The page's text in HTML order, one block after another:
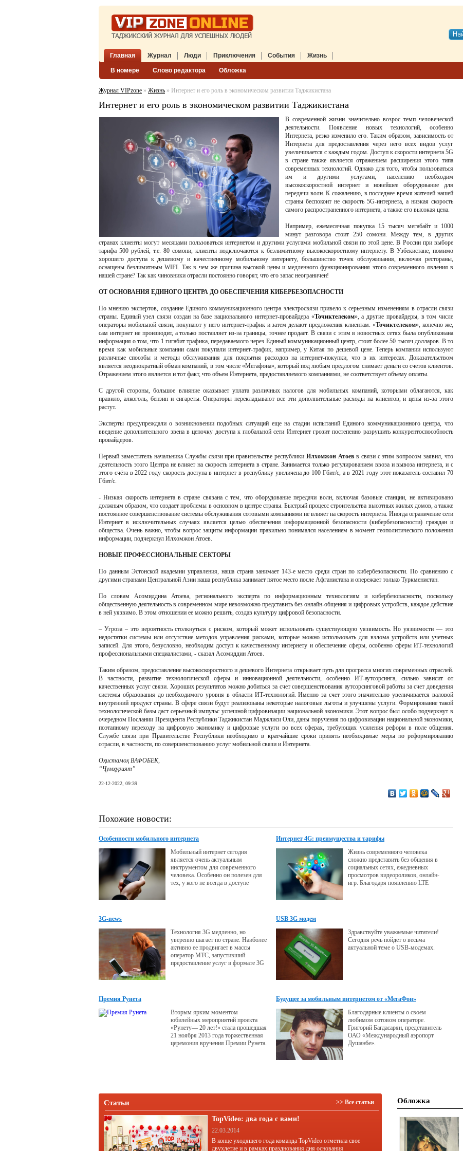
Главная Журнал
В номере Слово редактора Обложка
Люди Приключения События Жизнь
Журнал VIPzone » Жизнь » Интернет и его роль в экономическом развитии Таджикистана
Интернет и его роль в экономическом развитии Таджикистана
В современной жизни значительно возрос темп человеческой
деятельности. Появление новых технологий, особенно
Интернета, резко изменило его. Таким образом, зависимость от
Интернета для предоставления через него всех видов услуг
увеличивается с каждым годом. Доступ к скорости интернета 5G
в стране также является отражением расширения этого типа
современных технологий. Однако для того, чтобы пользоваться
им и другими услугами, населению необходим
высокоскоростной интернет и новейшее оборудование для
передачи волн. К сожалению, в последнее время жителей нашей
страны беспокоит не скорость 5G-интернета, а низкая скорость
самого распространенного интернета, а также его высокая цена.
Например, ежемесячная покупка 15 тысяч мегабайт и 1000
минут разговора стоит 250 сомони. Между тем, в других
странах клиенты могут месяцами пользоваться интернетом и другими услугами мобильной связи по этой цене. В России при выборе
тарифа 500 рублей, т.е. 80 сомони, клиенты подключаются к безлимитному высокоскоростному интернету. В Узбекистане, помимо
хорошего доступа к дешевому и качественному мобильному интернету, большинство точек обслуживания, включая рестораны,
оснащены безлимитным WIFI. Так в чем же причина высокой цены и медленного функционирования этого современного явления в
нашей стране? Так как чиновники отрасли постоянно говорят, что его запас неограничен!
ОТ ОСНОВАНИЯ ЕДИНОГО ЦЕНТРА ДО ОБЕСПЕЧЕНИЯ КИБЕРБЕЗОПАСНОСТИ
По мнению экспертов, создание Единого коммуникационного центра электросвязи привело к серьезным изменениям в отрасли связи
страны. Единый узел связи создан на базе национального интернет-провайдера «Точиктелеком», а другие провайдеры, в том числе
операторы мобильной связи, покупают у него интернет-трафик и затем делают предложения клиентам. «Точиктелеком», конечно же,
сам интернет не производит, а только поставляет из-за границы, точнее продает. В связи с этим в новостных сетях была опубликована
информация о том, что 1 гигабит трафика, передаваемого через Единый коммуникационный центр, стоит более 50 тысяч долларов. В то
время как мобильные компании сами покупали интернет-трафик, например, у Китая по дешевой цене. Теперь компании используют
различные способы и методы обслуживания для покрытия расходов на интернет-покупки, что в их интересах. Доказательством
является неоднократный обман компаний, в том числе «Мегафона», который под любым предлогом снимает деньги со счетов клиентов.
Отражением этого является и тот факт, что объем Интернета, предоставляемого компаниями, не соответствует объему оплаты.
С другой стороны, большое влияние оказывает уплата различных налогов для мобильных компаний, которыми облагаются, как
правило, алкоголь, бензин и сигареты. Операторы перекладывают все эти дополнительные расходы на клиентов, и цены из-за этого
растут.
Эксперты предупреждали о возникновении подобных ситуаций еще на стадии испытаний Единого коммуникационного центра, что
введение дополнительного звена в цепочку доступа к глобальной сети Интернет грозит постепенно разрушить конкурентоспособность
провайдеров.
Первый заместитель начальника Службы связи при правительстве республики Илхомжон Атоевв связи с этим вопросом заявил, что
деятельность этого Центра не влияет на скорость интернета в стране. Занимается только регулированием ввоза и вывоза интернета, и с
этого счёта в 2022 году скорость доступа в интернет в республику увеличена до 100 Гбит/с, а в 2021 году этот показатель составил 70
Гбит/с.
- Низкая скорость интернета в стране связана с тем, что оборудование передачи волн, включая базовые станции, не активировано
должным образом, что создает проблемы в основном в центре страны. Быстрый процесс строительства высотных жилых домов, а также
постоянное совершенствование системы обслуживания сотовыми компаниями не влияет на скорость интернета. Иногда ограничение сети
Интернет в исключительных случаях является целью обеспечения информационной безопасности (кибербезопасности) граждан и
общества. Очень важно, чтобы вопрос защиты информации правильно понимался населением в момент геополитического положения
информации, подчеркнул Илхомжон Атоев.
НОВЫЕ ПРОФЕССИОНАЛЬНЫЕ СЕКТОРЫ
По данным Эстонской академии управления, наша страна занимает 143-е место среди стран по кибербезопасности. По сравнению с
другими странами Центральной Азии наша республика занимает пятое место после Афганистана и опережает только Туркменистан.
По словам Асомиддина Атоева, регионального эксперта по информационным технологиям и кибербезопасности, поскольку
общественную деятельность в современном мире невозможно представить без онлайн-общения и цифровых устройств, каждое действие
в ней уязвимо. В этом отношении ее можно решить, создав культуру цифровой безопасности.
– Угроза – это вероятность столкнуться с риском, который может использовать существующую уязвимость. Но уязвимости — это
недостатки системы или отсутствие методов управления рисками, которые можно использовать для взлома устройств или учетных
записей. Для этого, безусловно, необходим доступ к качественному интернету и обеспечение сферы, особенно сферы ИТ-технологий
профессиональными специалистами, - сказал Асомиддин Атоев.
Таким образом, предоставление высокоскоростного и дешевого Интернета открывает путь для прогресса многих современных отраслей.
В частности, развитие технологической сферы и инновационной деятельности, особенно ИТ-аутсорсинга, сильно зависит от
качественных услуг связи. Хороших результатов можно добиться за счет совершенствования аутсорсинговой работы за счет доведения
системы образования до необходимого уровня в области ИТ-технологий. Именно за счет этого значительно увеличивается валовой
внутренний продукт страны. В сфере связи будут реализованы некоторые налоговые льготы и улучшены услуги. Формирование такой
технологической базы даст серьезный импульс успешной цифровизации национальной экономики. Этот вопрос был особо подчеркнут в
очередном Послании Президента Республики Таджикистан Маджлиси Оли, даны поручения по цифровизации национальной экономики,
поэтапному переходу на цифровую экономику и цифровые услуги во всех сферах, требующих усиления реформ в поле общения.
Службе связи при Правительстве Республики необходимо в кратчайшие сроки принять необходимые меры по реформированию
отрасли, в частности, по совершенствованию услуг мобильной связи и Интернета.
Оҳистамоҳ ВАФОБЕК,
“Ҷумҳурият”
22-12-2022, 09:39
Похожие новости:
Особенности мобильного интернета
Мобильный интернет сегодня
является очень актуальным
инструментом для современного
человека. Особенно он полезен для
тех, у кого не всегда в доступе
Интернет 4G: преимущества и тарифы
Жизнь современного человека
сложно представить без общения в
социальных сетях, ежедневных
просмотров видеороликов, онлайн-
игр. Благодаря появлению LTE
3G-news
Технология 3G медленно, но
уверенно шагает по стране. Наиболее
активно ее продвигает в массы
оператор МТС, запустивший
предоставление услуг в формате 3G
высокоскоростному будущему нашей
страны.
USB 3G модем
Здравствуйте уважаемые читатели!
Сегодня речь пойдет о весьма
актуальной теме о USB-модемах.
Премия Рунета
Вторым ярким моментом
юбилейных мероприятий проекта
«Рунету— 20 лет!» стала прошедшая
21 ноября 2013 года торжественная
церемония вручения Премии Рунета.
Будущее за мобильным интернетом от «МегаФон»
Благодарные клиенты о своем
любимом сотовом операторе.
Григорий Багдасарян, представитель
ОАО «Международный аэропорт
Душанбе».
Статьи >> Все статьи
TopVideo: два года с вами!
22.03.2014
В конце уходящего года команда TopVideo отметила свое
двухлетие и в рамках празднования дня основания
Обложка